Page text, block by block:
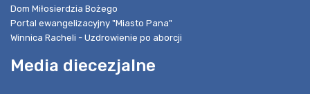
Dom Miłosierdzia Bożego
Portal ewangelizacyjny "Miasto Pana"
Winnica Racheli - Uzdrowienie po aborcji
Media diecezjalne